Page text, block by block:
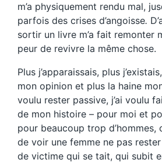
m’a physiquement rendu mal,
parfois des crises d’angoisse.
sortir un livre m’a fait remonter
peur de revivre la même chose.
Plus j’apparaissais, plus
mon opinion et plus la haine
voulu rester passive, j’ai voulu
de mon histoire – pour moi et
pour beaucoup trop d’hommes,
de voir une femme ne pas
de victime qui se tait, qui subit